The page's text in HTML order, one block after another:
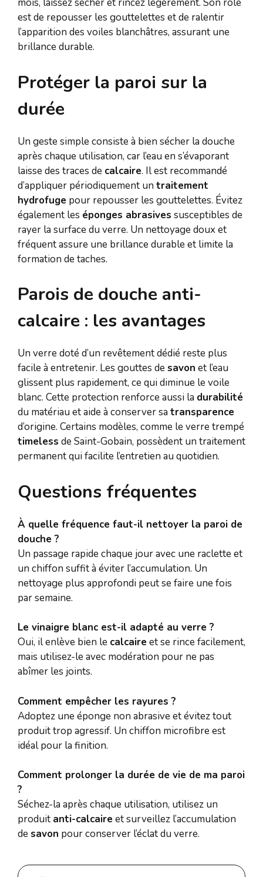
mois, laissez sécher et rincez légèrement. Son rôle
est de repousser les gouttelettes et de ralentir
l’apparition des voiles blanchâtres, assurant une
brillance durable.
Protéger la paroi sur la
durée
Un geste simple consiste à bien sécher la douche
après chaque utilisation, car l’eau en s’évaporant
laisse des traces de calcaire. Il est recommandé
d’appliquer périodiquement un traitement
hydrofuge pour repousser les gouttelettes. Évitez
également les éponges abrasives susceptibles de
rayer la surface du verre. Un nettoyage doux et
fréquent assure une brillance durable et limite la
formation de taches.
Parois de douche anti-
calcaire : les avantages
Un verre doté d’un revêtement dédié reste plus
facile à entretenir. Les gouttes desavon et l’eau
glissent plus rapidement, ce qui diminue le voile
blanc. Cette protection renforce aussi la durabilité
du matériau et aide à conserver sa transparence
d’origine. Certains modèles, comme le verre trempé
timeless de Saint-Gobain, possèdent un traitement
permanent qui facilite l’entretien au quotidien.
Questions fréquentes
À quelle fréquence faut-il nettoyer la paroi de
douche ?
Un passage rapide chaque jour avec une raclette et
un chiffon suffit à éviter l’accumulation. Un
nettoyage plus approfondi peut se faire une fois
par semaine.
Le vinaigre blanc est-il adapté au verre ?
Oui, il enlève bien le calcaire et se rince facilement,
mais utilisez-le avec modération pour ne pas
abîmer les joints.
Comment empêcher les rayures ?
Adoptez une éponge non abrasive et évitez tout
produit trop agressif. Un chiffon microfibre est
idéal pour la finition.
Comment prolonger la durée de vie de ma paroi
?
Séchez-la après chaque utilisation, utilisez un
produit anti-calcaire et surveillez l’accumulation
desavon pour conserver l’éclat du verre.